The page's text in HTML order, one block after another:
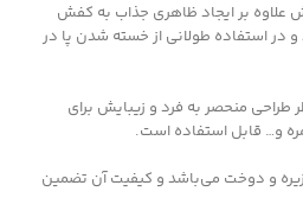
علاوه بر ایجاد ظاهری جذاب به کفش
در استفاده طولانی از خسته شدن پا در
منحصر به فرد و زیبایش برای
و… قابل استفاده است.
این کفش دارای ۶ ماه گارانتی زیره و دوخت می‌‎باشد و کیفیت آن تضمین